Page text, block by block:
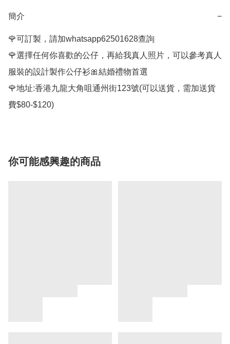
簡介 −
🌹可訂製，請加whatsapp62501628查詢
🌹選擇任何你喜歡的公仔，再給我真人照片，可以參考真人
服裝的設計製作公仔衫🎀結婚禮物首選
🌹地址:香港九龍大角咀通州街123號(可以送貨，需加送貨
費$80-$120)
你可能感興趣的商品